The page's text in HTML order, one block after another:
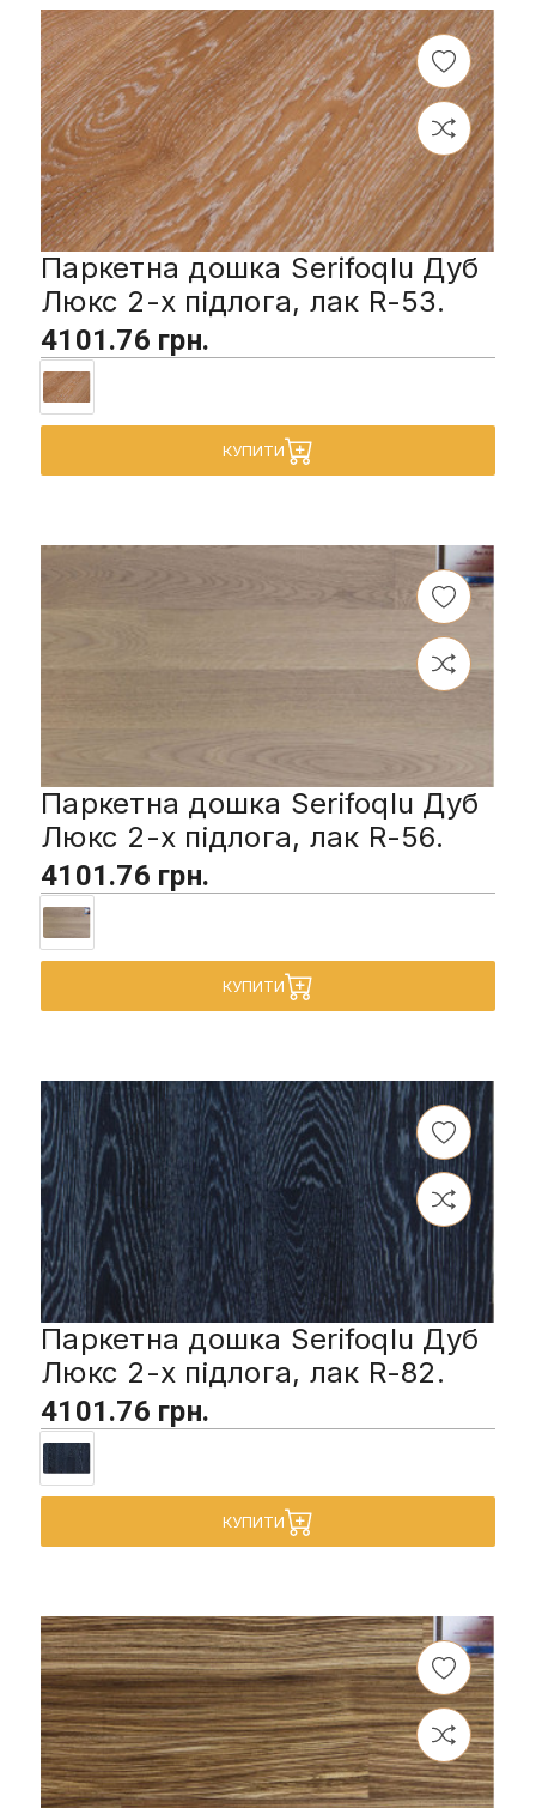
Паркетна дошка Serifoqlu Дуб
Люкс 2-х підлога, лак R-53.
4101.76 грн.
КУПИТИ
Паркетна дошка Serifoqlu Дуб
Люкс 2-х підлога, лак R-56.
4101.76 грн.
КУПИТИ
Паркетна дошка Serifoqlu Дуб
Люкс 2-х підлога, лак R-82.
4101.76 грн.
КУПИТИ